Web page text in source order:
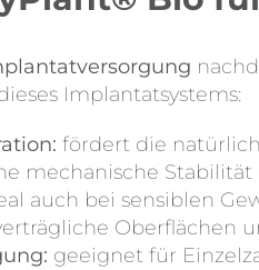
Implantatsystems:
fördert die
mechanische
auch bei sensiblen
Oberflächen
geeignet für